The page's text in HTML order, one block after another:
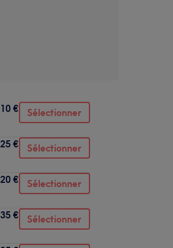
10 € Sélectionner
25 € Sélectionner
20 € Sélectionner
35 € Sélectionner